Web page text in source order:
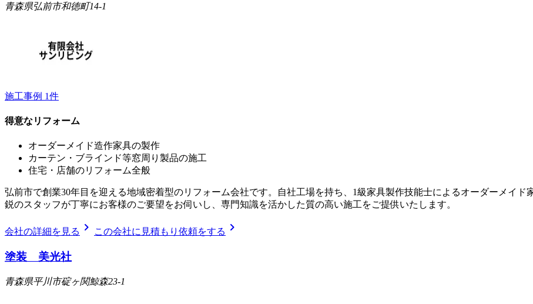
青森県弘前市和徳町14-1
施工事例 1件
得意なリフォーム
オーダーメイド造作家具の製作
カーテン・ブラインド等窓周り製品の施工
住宅・店舗のリフォーム全般
弘前市で創業30年目を迎える地域密着型のリフォーム会社です。自社工場を持ち、1級家具製作技能士によるオーダーメイ
鋭のスタッフが丁寧にお客様のご要望をお伺いし、専門知識を活かした質の高い施工をご提供いたします。
会社の詳細を見る chevron_right この会社に見積もり依頼をする chevron_right
塗装 美光社
青森県平川市碇ヶ関鯨森23-1